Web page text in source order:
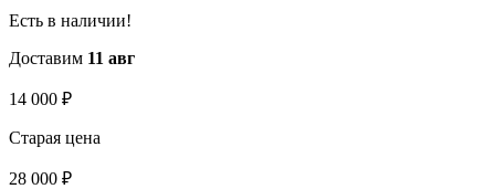
Есть в наличии!
Доставим 11 авг
14 000 ₽
Старая цена
28 000 ₽